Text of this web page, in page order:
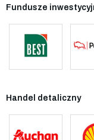
Fundusze
Handel detaliczny